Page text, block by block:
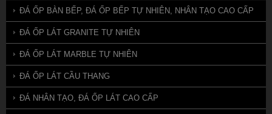
ĐÁ ỐP BÀN BẾP, ĐÁ ỐP BẾP TỰ NHIÊN, NHÂN TẠO CAO CẤP
ĐÁ ỐP LÁT GRANITE TỰ NHIÊN
ĐÁ ỐP LÁT MARBLE TỰ NHIÊN
ĐÁ ỐP LÁT CẦU THANG
ĐÁ NHÂN TẠO, ĐÁ ỐP LÁT CAO CẤP